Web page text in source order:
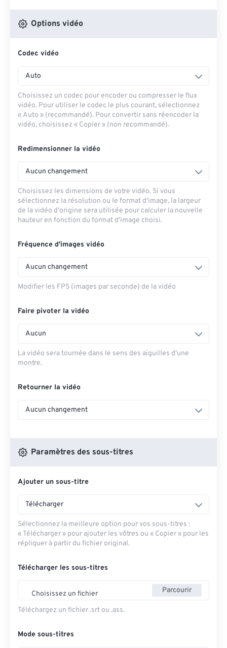
Depuis OneDrive
Options vidéo
Codec vidéo
Auto
Choisissez un codec pour encoder ou compresser le flux
vidéo. Pour utiliser le codec le plus courant, sélectionnez
« Auto » (recommandé). Pour convertir sans réencoder la
vidéo, choisissez « Copier » (non recommandé).
Redimensionner la vidéo
Aucun changement
Choisissez les dimensions de votre vidéo. Si vous
sélectionnez la résolution ou le format d'image, la largeur
de la vidéo d'origine sera utilisée pour calculer la nouvelle
hauteur en fonction du format d'image choisi.
Fréquence d'images vidéo
Aucun changement
Modifier les FPS (images par seconde) de la vidéo
Faire pivoter la vidéo
Aucun
La vidéo sera tournée dans le sens des aiguilles d'une
montre.
Retourner la vidéo
Aucun changement
Paramètres des sous-titres
Ajouter un sous-titre
Télécharger
Sélectionnez la meilleure option pour vos sous-titres :
« Télécharger » pour ajouter les vôtres ou « Copier » pour les
répliquer à partir du fichier original.
Télécharger les sous-titres
Choisissez un fichier Parcourir
Téléchargez un fichier .srt ou .ass.
Mode sous-titres